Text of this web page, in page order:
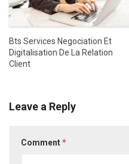
Bts Services Negociation Et
Digitalisation De La Relation
Client
Leave a Reply
Comment*